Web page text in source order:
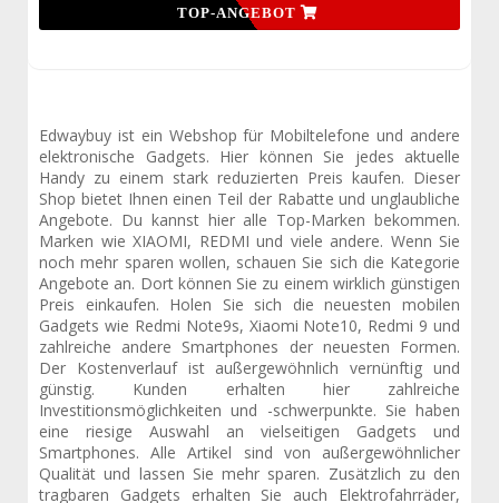
TOP-ANGEBOT
Edwaybuy ist ein Webshop für Mobiltelefone und andere
elektronische Gadgets. Hier können Sie jedes aktuelle
Handy zu einem stark reduzierten Preis kaufen. Dieser
Shop bietet Ihnen einen Teil der Rabatte und unglaubliche
Angebote. Du kannst hier alle Top-Marken bekommen.
Marken wie XIAOMI, REDMI und viele andere. Wenn Sie
noch mehr sparen wollen, schauen Sie sich die Kategorie
Angebote an. Dort können Sie zu einem wirklich günstigen
Preis einkaufen. Holen Sie sich die neuesten mobilen
Gadgets wie Redmi Note9s, Xiaomi Note10, Redmi 9 und
zahlreiche andere Smartphones der neuesten Formen.
Der Kostenverlauf ist außergewöhnlich vernünftig und
günstig. Kunden erhalten hier zahlreiche
Investitionsmöglichkeiten und -schwerpunkte. Sie haben
eine riesige Auswahl an vielseitigen Gadgets und
Smartphones. Alle Artikel sind von außergewöhnlicher
Qualität und lassen Sie mehr sparen. Zusätzlich zu den
tragbaren Gadgets erhalten Sie auch Elektrofahrräder,